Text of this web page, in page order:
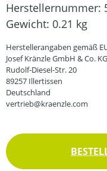
Herstellernummer:
Gewicht: 0.21 kg
Herstellerangaben gemäß
Josef Kränzle GmbH & Co. KG
Rudolf-Diesel-Str. 20
89257 Illertissen
Deutschland
vertrieb@kraenzle.com